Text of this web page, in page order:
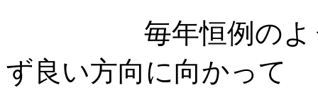
毎年恒例のように
ず良い方向に向かって